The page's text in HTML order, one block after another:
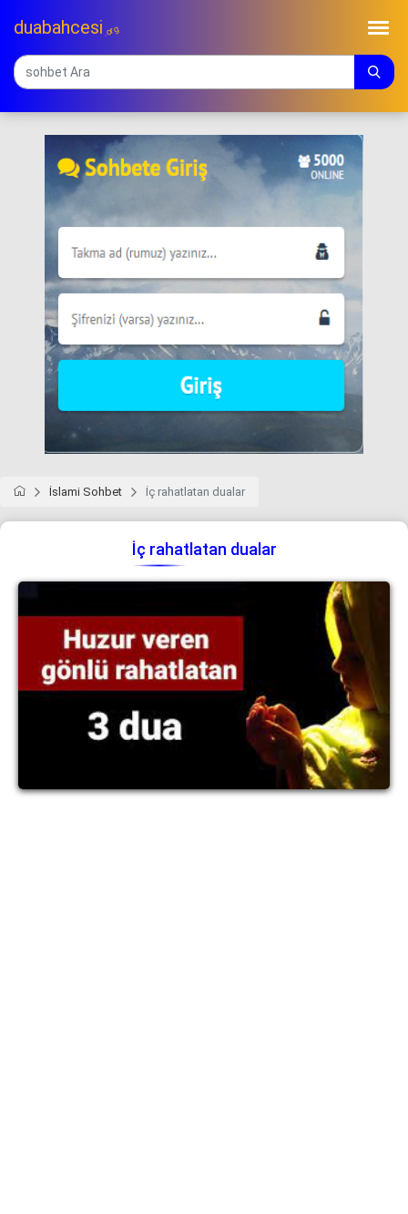
duabahcesi.org
İslami Sohbet İç rahatlatan dualar
İç rahatlatan dualar